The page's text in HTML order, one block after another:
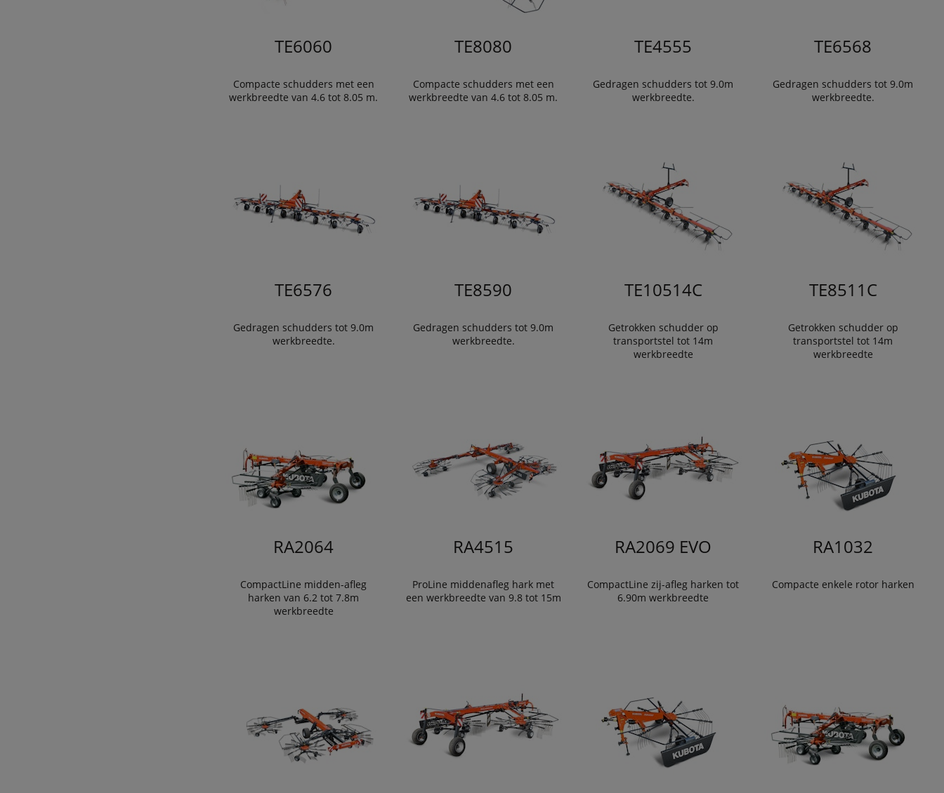
TE6060
Compacte schudders met een
werkbreedte van 4.6 tot 8.05 m.
TE8080
Compacte schudders met een
werkbreedte van 4.6 tot 8.05 m.
TE4555
Gedragen schudders tot 9.0m
werkbreedte.
TE6568
Gedragen schudders tot 9.0m
werkbreedte.
TE6576
Gedragen schudders tot 9.0m
werkbreedte.
TE8590
Gedragen schudders tot 9.0m
werkbreedte.
TE10514C
Getrokken schudder op
transportstel tot 14m
werkbreedte
TE8511C
Getrokken schudder op
transportstel tot 14m
werkbreedte
RA2064
CompactLine midden-afleg
harken van 6.2 tot 7.8m
werkbreedte
RA4515
ProLine middenafleg hark met
een werkbreedte van 9.8 tot 15m
RA2069 EVO
CompactLine zij-afleg harken tot
6.90m werkbreedte
RA1032
Compacte enkele rotor harken